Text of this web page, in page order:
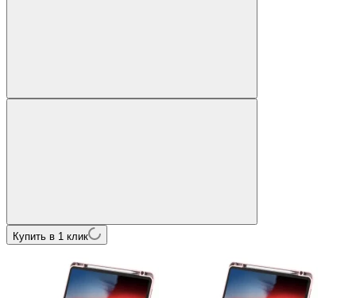
Купить в 1 клик